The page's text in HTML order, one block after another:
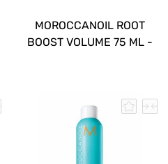
MOROCCANOIL ROOT
BOOST VOLUME 75 ML -